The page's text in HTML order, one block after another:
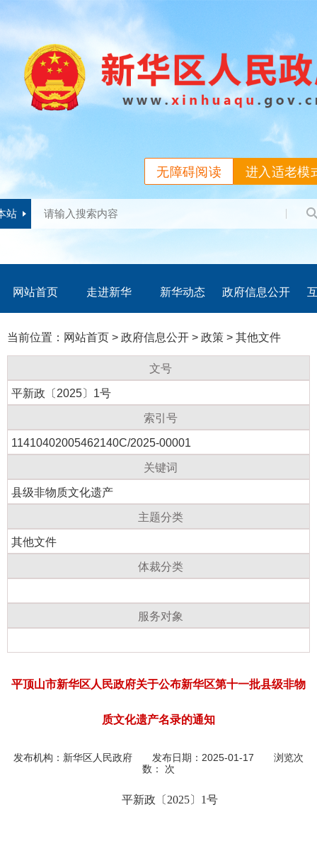
进入适老模
无障碍阅读
站
网站首页 走进新华 新华动态 政府信息公开
当前位置： 网站首页 > 政府信息公开 > 政策 > 其他文件
文号
​平新政〔2025〕1号
索引号
11410402005462140C/2025-00001
关键词
县级非物质文化遗产
主题分类
其他文件
体裁分类
服务对象
平顶山市新华区人民政府关于公布新华区第十一批县级非物
质文化遗产名录的通知
发布机构： 新华区人民政府 发布日期：2025-01-17 浏览次
数：
次
平新政〔2025〕1号